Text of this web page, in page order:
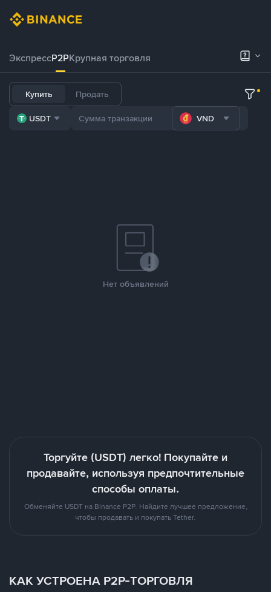
ЭкспрессP2PКрупная торговля
Купить Продать
USDT VND
Нет объявлений
Торгуйте (USDT) легко! Покупайте и
продавайте, используя предпочтительные
способы оплаты.
Обменяйте USDT на Binance P2P. Найдите лучшее предложение,
чтобы продавать и покупать Tether.
КАК УСТРОЕНА P2P-ТОРГОВЛЯ